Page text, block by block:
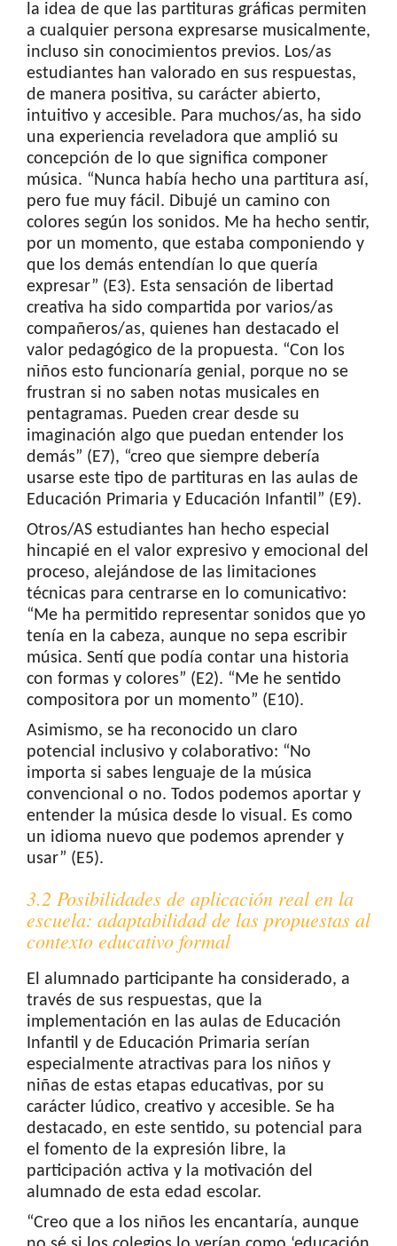
la idea de que las partituras gráficas permiten
a cualquier persona expresarse musicalmente,
incluso sin conocimientos previos. Los/as
estudiantes han valorado en sus respuestas,
de manera positiva, su carácter abierto,
intuitivo y accesible. Para muchos/as, ha sido
una experiencia reveladora que amplió su
concepción de lo que significa componer
música. “Nunca había hecho una partitura así,
pero fue muy fácil. Dibujé un camino con
colores según los sonidos. Me ha hecho sentir,
por un momento, que estaba componiendo y
que los demás entendían lo que quería
expresar” (E3). Esta sensación de libertad
creativa ha sido compartida por varios/as
compañeros/as, quienes han destacado el
valor pedagógico de la propuesta. “Con los
niños esto funcionaría genial, porque no se
frustran si no saben notas musicales en
pentagramas. Pueden crear desde su
imaginación algo que puedan entender los
demás” (E7), “creo que siempre debería
usarse este tipo de partituras en las aulas de
Educación Primaria y Educación Infantil” (E9).
Otros/AS estudiantes han hecho especial
hincapié en el valor expresivo y emocional del
proceso, alejándose de las limitaciones
técnicas para centrarse en lo comunicativo:
“Me ha permitido representar sonidos que yo
tenía en la cabeza, aunque no sepa escribir
música. Sentí que podía contar una historia
con formas y colores” (E2). “Me he sentido
compositora por un momento” (E10).
Asimismo, se ha reconocido un claro
potencial inclusivo y colaborativo: “No
importa si sabes lenguaje de la música
convencional o no. Todos podemos aportar y
entender la música desde lo visual. Es como
un idioma nuevo que podemos aprender y
usar” (E5).
3.2 Posibilidades de aplicación real en la
escuela: adaptabilidad de las propuestas al
contexto educativo formal
El alumnado participante ha considerado, a
través de sus respuestas, que la
implementación en las aulas de Educación
Infantil y de Educación Primaria serían
especialmente atractivas para los niños y
niñas de estas etapas educativas, por su
carácter lúdico, creativo y accesible. Se ha
destacado, en este sentido, su potencial para
el fomento de la expresión libre, la
participación activa y la motivación del
alumnado de esta edad escolar.
“Creo que a los niños les encantaría, aunque